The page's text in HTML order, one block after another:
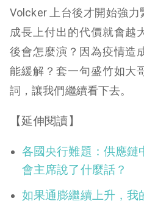
Volcker 上台後才開始強
成長上付出的代價就會越
後會怎麼演？因為疫情造
能緩解？套一句盛竹如大
詞，讓我們繼續看下去。
【延伸閱讀】
各國央行難題：供應鏈
會主席說了什麼話？
如果通膨繼續上升，我